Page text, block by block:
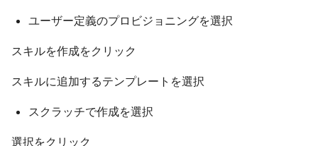
ユーザー定義のプロビジョニングを選択
スキルを作成をクリック
スキルに追加するテンプレートを選択
スクラッチで作成を選択
選択をクリック